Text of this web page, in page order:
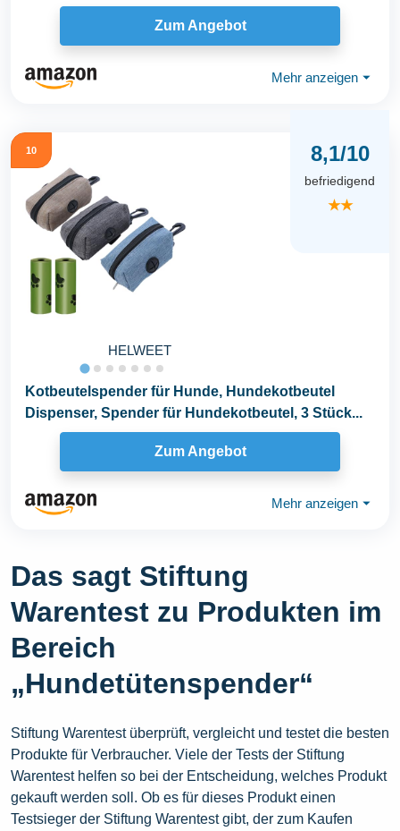
Zum...
Zum Angebot
Mehr anzeigen ⏷
10
HELWEET
8,1/10
befriedigend
★★
Kotbeutelspender für Hunde, Hundekotbeutel
Dispenser, Spender für Hundekotbeutel, 3 Stück...
Zum Angebot
Mehr anzeigen ⏷
Das sagt Stiftung
Warentest zu Produkten im
Bereich
„Hundetütenspender“
Stiftung Warentest überprüft, vergleicht und testet die besten
Produkte für Verbraucher. Viele der Tests der Stiftung
Warentest helfen so bei der Entscheidung, welches Produkt
gekauft werden soll. Ob es für dieses Produkt einen
Testsieger der Stiftung Warentest gibt, der zum Kaufen